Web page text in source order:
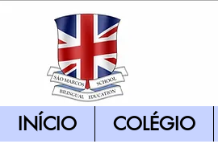
INÍCIO COLÉGIO